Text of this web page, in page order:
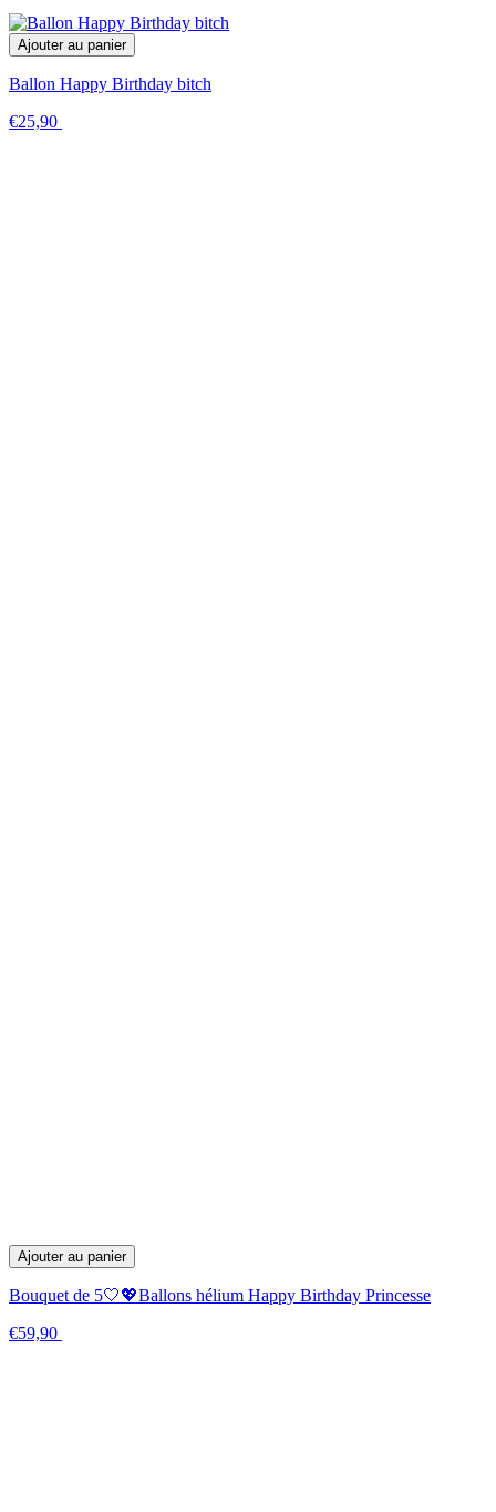
Ajouter au panier
Ballon Happy Birthday bitch
€25,90
Ajouter au panier
Bouquet de 5🤍💖Ballons hélium Happy Birthday Princesse
€59,90